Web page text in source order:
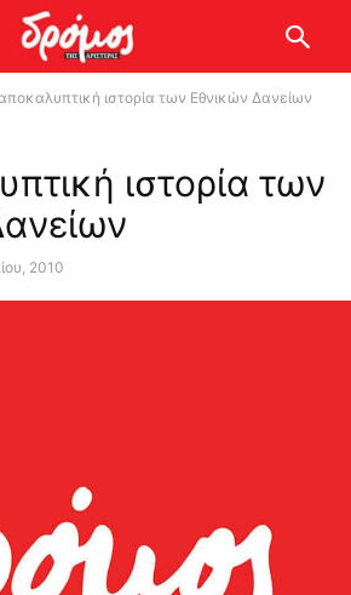
ιστορία των Εθνικών Δανείων
ιστορία των
2010